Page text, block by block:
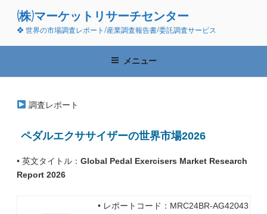
ン
(株)マーケットリサーチセンター
❖ 世界の市場調査レポート/産業調査報告書/委託調査サービス
メニュー
調査レポート
ペダルエクササイザーの世界市場2026
• 英文タイトル： Global Pedal Exercisers Market Research
Report 2026
• レポートコード：MRC24BR-AG42043